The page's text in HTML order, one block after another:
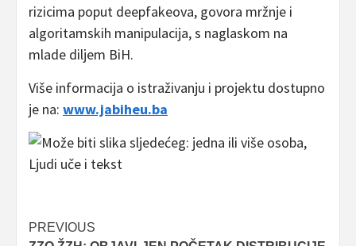
rizicima poput deepfakeova, govora mržnje i
algoritamskih manipulacija, s naglaskom na
mlade diljem BiH.
Više informacija o istraživanju i projektu dostupno
je na: www.jabiheu.ba
Post
PREVIOUS